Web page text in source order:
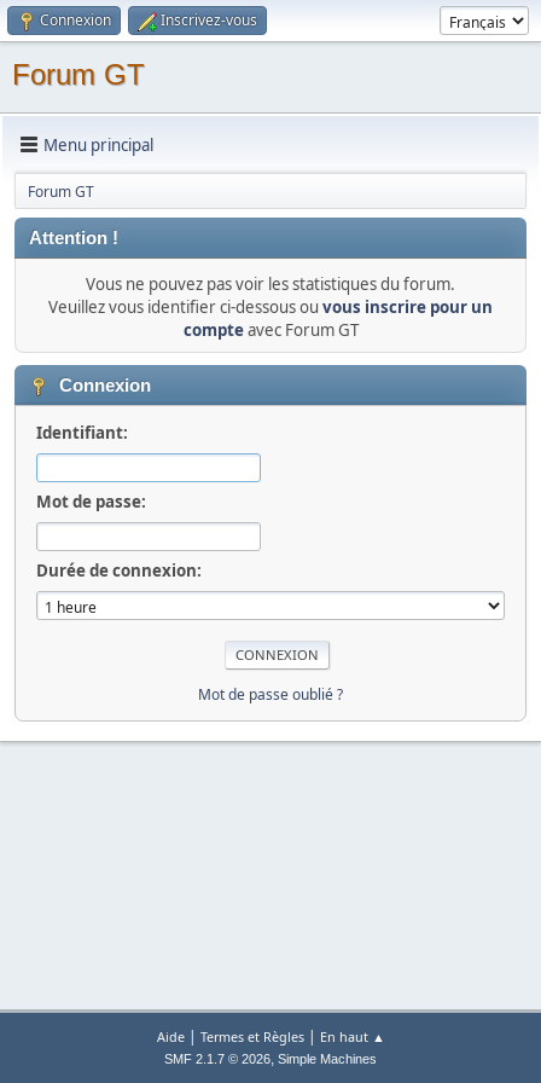
Connexion Inscrivez-vous
Forum GT
Menu principal
Forum GT
Attention !
Vous ne pouvez pas voir les statistiques du forum.
Veuillez vous identifier ci-dessous ou vous inscrire pour un
compteavec Forum GT
Connexion
Identifiant:
Mot de passe:
Durée de connexion:
Mot de passe oublié ?
Aide| Termes et Règles| En haut ▲
SMF 2.1.7 © 2026, Simple Machines